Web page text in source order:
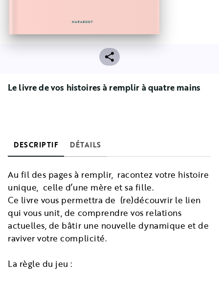
Le livre de vos histoires à remplir à quatre mains
DESCRIPTIF DÉTAILS
Au fil des pages à remplir, racontez votre histoire
unique, celle d’une mère et sa fille.
Ce livre vous permettra de (re)découvrir le lien
qui vous unit, de comprendre vos relations
actuelles, de bâtir une nouvelle dynamique et de
raviver votre complicité.
La règle du jeu :